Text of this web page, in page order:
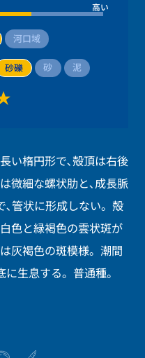
高い
河口域
砂礫 砂 泥
い楕円形で､殻頂は右後
微細な螺状肋と､成長脈
､管状に形成しない。殻
色と緑褐色の雲状斑が
灰褐色の斑模様。潮間
生息する。普通種。